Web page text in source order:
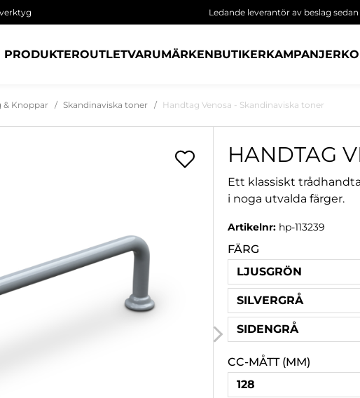
Ledande leverantör av beslag sedan
PRODUKTEROUTLETVARUMÄRKENBUTIKERKAMPANJER
& Knoppar Skandinaviska toner Handtag Venosa - Skandinaviska toner
HANDTAG
Ett klassiskt
i noga utvalda färger.
Artikelnr: hp-113239
FÄRG
LJUSGRÖN
SILVERGRÅ
SIDENGRÅ
CC-MÅTT (MM)
128